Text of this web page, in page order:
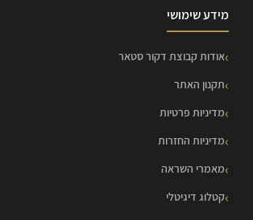
מידע שימושי
אודות קבוצת דקור סטאר
תקנון האתר
מדיניות פרטיות
מדיניות החזרות
מאמרי השראה
קטלוג דיגיטלי